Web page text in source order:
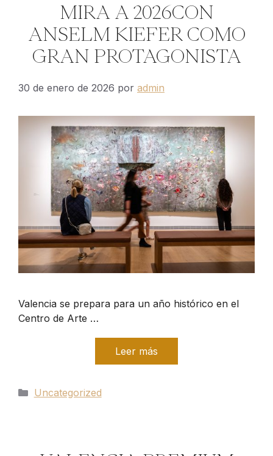
MIRA A 2026CON
ANSELM KIEFER COMO
GRAN PROTAGONISTA
30 de enero de 2026 por admin
Valencia se prepara para un año histórico en el
Centro de Arte …
Leer más
Categorías
Uncategorized